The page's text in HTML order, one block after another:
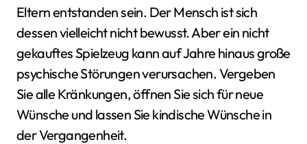
Eltern entstanden sein. Der Mensch ist sich
dessen vielleicht nicht bewusst. Aber ein nicht
gekauftes Spielzeug kann auf Jahre hinaus große
psychische Störungen verursachen. Vergeben
Sie alle Kränkungen, öffnen Sie sich für neue
Wünsche und lassen Sie kindische Wünsche in
der Vergangenheit.